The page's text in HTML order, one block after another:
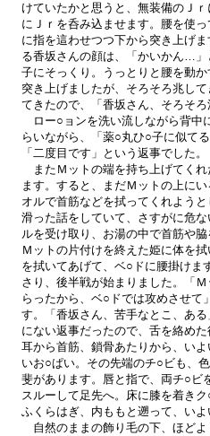
けていたかと思うと、無装備のＪ
にＪｒを呑み込ませます。腰を使
に指を這わせつつ下から突き上げ
る香坂さんの顔は、「かいかん…
子にそっくり。うっとりと腰を動
突き上げましたが、そろそろ兆し
てきたので、「香坂さん、そろそろ
ロー○ョンを洗い流しながら背中
らいながら、「薬○丸ひ○子に似て
「二度目です」という返事でした。
またＭットの端を持ち上げてくれ
ます。すると、まだＭットの上に
オルで首筋などを拭ってくれよう
滑った話をしていて、さすがに危
ルを受け取り、お湯の中で首筋や脇
Ｍットの片付けを終えた姫に体を
を拭いてあげて、ベ○ドに腰掛けま
さり、後半戦が始まりました。「
らったから、ベ○ドでは攻めさせて
す。「香坂さん、苦手なとこ、あ
にない返事だったので、舌を絡め
耳から首筋、鎖骨あたりから、い
いお○ぱい。その先端のチ○ビも、
斐があります。唇と指で、両チ○ビ
スルーして足先へ。床に膝を着き
ふくらはぎ、内ももと遡って、いよ
自然のままの飾り毛の下、ほど